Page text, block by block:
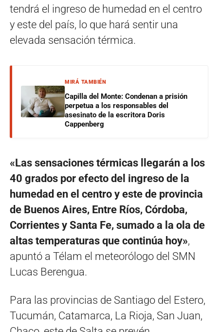
tendrá el ingreso de humedad en el centro
y este del país, lo que hará sentir una
elevada sensación térmica.
MIRÁ TAMBIÉN
Capilla del Monte: Condenan a prisión
perpetua a los responsables del
asesinato de la escritora Doris
Cappenberg
«Las sensaciones térmicas llegarán a los
40 grados por efecto del ingreso de la
humedad en el centro y este de provincia
de Buenos Aires, Entre Ríos, Córdoba,
Corrientes y Santa Fe, sumado a la ola de
altas temperaturas que continúa hoy»,
apuntó a Télam el meteorólogo del SMN
Lucas Berengua.
Para las provincias de Santiago del Estero,
Tucumán, Catamarca, La Rioja, San Juan,